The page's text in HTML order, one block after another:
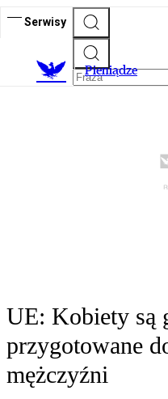
Serwisy
Pieniądze
UE: Kobiety są
przygotowane
mężczyźni